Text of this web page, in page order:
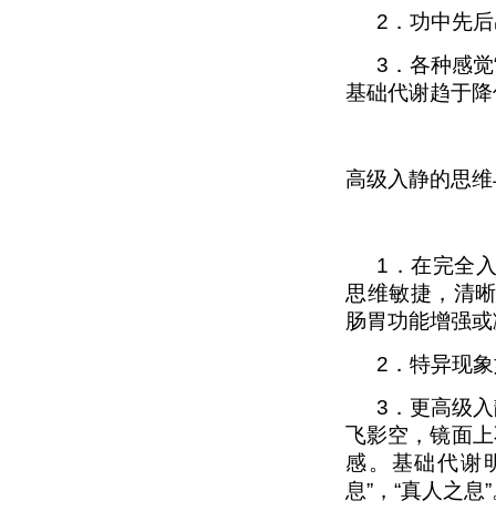
2 ．功中先
3 ．各种感觉
基础代谢趋于
高级入静的思
1 ．在完全
思维敏捷，清
肠胃功能增强
2 ．特异现
3 ．更高级
飞影空，镜面
感。基础代谢
息” ， “真人之息”